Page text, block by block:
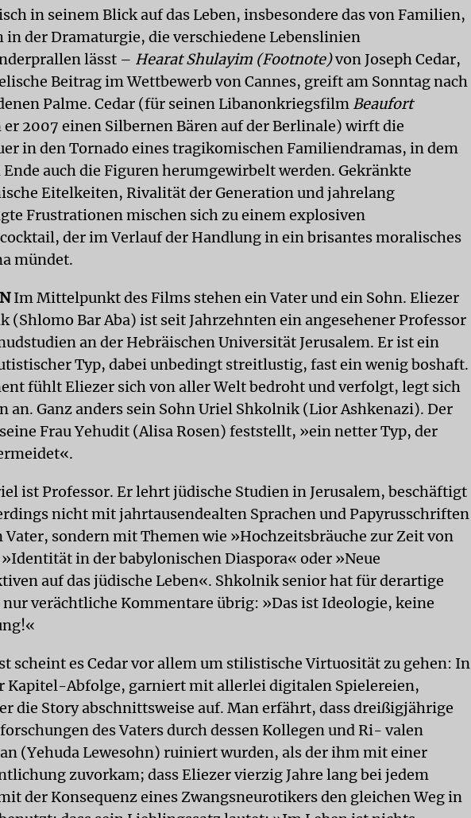
in seinem Blick auf das Leben, insbesondere das von Familien,
in der Dramaturgie, die verschiedene Lebenslinien
lässt – Hearat Shulayim (Footnote)von Joseph Cedar,
Beitrag im Wettbewerb von Cannes, greift am Sonntag nach
Palme. Cedar (für seinen Libanonkriegsfilm Beaufort
er 2007 einen Silbernen Bären auf der Berlinale) wirft die
in den Tornado eines tragikomischen Familiendramas, in dem
Ende auch die Figuren herumgewirbelt werden. Gekränkte
Eitelkeiten, Rivalität der Generation und jahrelang
Frustrationen mischen sich zu einem explosiven
der im Verlauf der Handlung in ein brisantes moralisches
mündet.
Im Mittelpunkt des Films stehen ein Vater und ein Sohn. Eliezer
(Shlomo Bar Aba) ist seit Jahrzehnten ein angesehener Professor
an der Hebräischen Universität Jerusalem. Er ist ein
Typ, dabei unbedingt streitlustig, fast ein wenig boshaft.
fühlt Eliezer sich von aller Welt bedroht und verfolgt, legt sich
an. Ganz anders sein Sohn Uriel Shkolnik (Lior Ashkenazi). Der
Frau Yehudit (Alisa Rosen) feststellt, »ein netter Typ, der
ist Professor. Er lehrt jüdische Studien in Jerusalem, beschäftigt
nicht mit jahrtausendealten Sprachen und Papyrusschriften
Vater, sondern mit Themen wie »Hochzeitsbräuche zur Zeit von
in der babylonischen Diaspora« oder »Neue
auf das jüdische Leben«. Shkolnik senior hat für derartige
nur verächtliche Kommentare übrig: »Das ist Ideologie, keine
scheint es Cedar vor allem um stilistische Virtuosität zu gehen: In
Kapitel-Abfolge, garniert mit allerlei digitalen Spielereien,
die Story abschnittsweise auf. Man erfährt, dass dreißigjährige
des Vaters durch dessen Kollegen und Ri- valen
(Yehuda Lewesohn) ruiniert wurden, als der ihm mit einer
zuvorkam; dass Eliezer vierzig Jahre lang bei jedem
der Konsequenz eines Zwangsneurotikers den gleichen Weg in